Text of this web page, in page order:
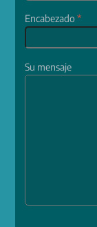
Encabezado*
Su mensaje